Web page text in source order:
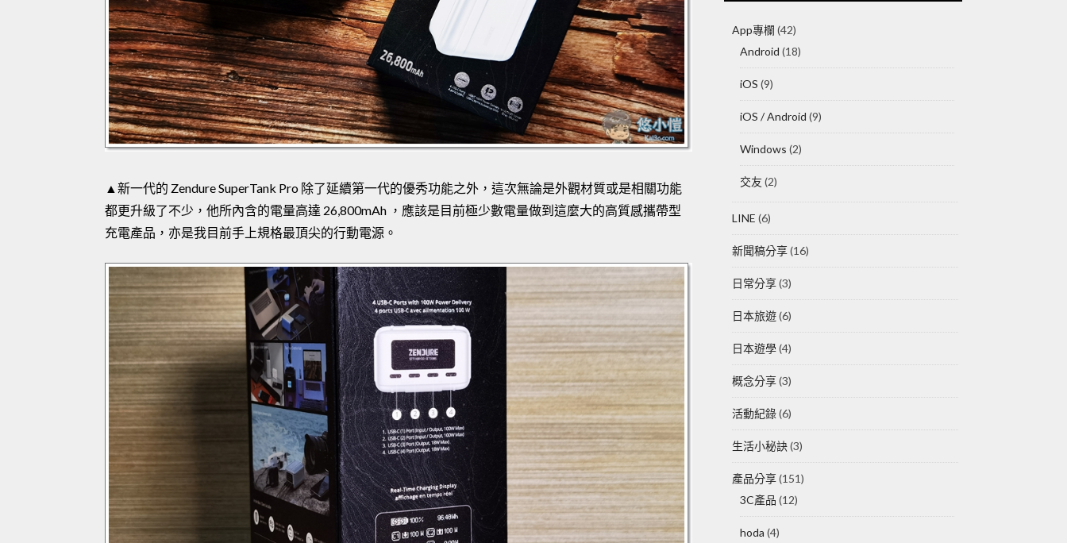
▲新一代的 Zendure SuperTank Pro 除了延續第一代的優秀功能之外，這次無論是外觀材質或是相關功能
都更升級了不少，他所內含的電量高達 26,800mAh ，應該是目前極少數電量做到這麼大的高質感攜帶型
充電產品，亦是我目前手上規格最頂尖的行動電源。
App專欄 (42)
Android (18)
iOS (9)
iOS / Android (9)
Windows (2)
交友 (2)
LINE (6)
新聞稿分享(16)
日常分享(3)
日本旅遊(6)
日本遊學(4)
概念分享(3)
活動紀錄(6)
生活小秘訣(3)
產品分享(151)
3C產品 (12)
hoda (4)